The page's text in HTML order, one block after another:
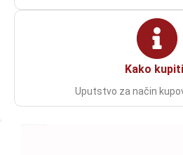
Kako
Uputstvo za način